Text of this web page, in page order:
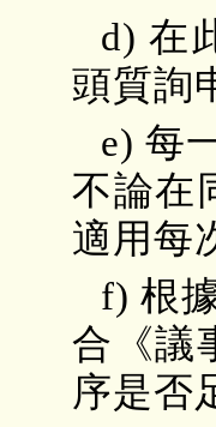
d) 在
頭質詢
e) 每
不論在
適用每
f) 根
合《議
序是否